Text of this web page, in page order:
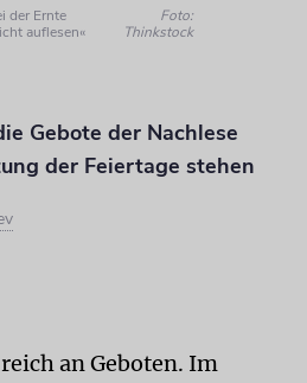
der Ernte
auflesen«
Foto:
Thinkstock
Gebote der Nachlese
der Feiertage stehen
an Geboten. Im